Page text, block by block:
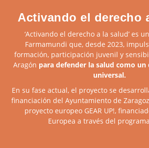
Activando el derecho
‘Activando el derecho a la salud’ es
Farmamundi que, desde 2023,
formación, participación juvenil y
Aragón para defender la salud como
universal.
En su fase actual, el proyecto se
financiación del Ayuntamiento de
proyecto europeo GEAR UP!,
Europea a través del